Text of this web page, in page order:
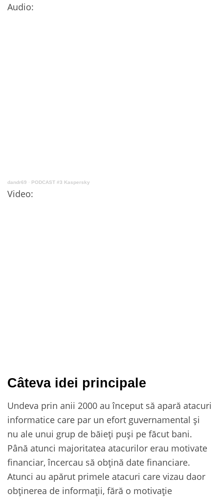
Audio:
dandr69 · PODCAST #3 Kaspersky
Video:
Câteva idei principale
Undeva prin anii 2000 au început să apară atacuri
informatice care par un efort guvernamental și
nu ale unui grup de băieți puși pe făcut bani.
Până atunci majoritatea atacurilor erau motivate
financiar, încercau să obțină date financiare.
Atunci au apărut primele atacuri care vizau daor
obținerea de informații, fără o motivație